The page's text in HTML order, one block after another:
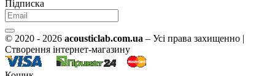
Підписка
© 2020 - 2026 acousticlab.com.ua – Усі права захищенно |
Створення інтернет-магазину